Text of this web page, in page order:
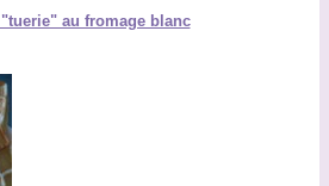
au fromage blanc